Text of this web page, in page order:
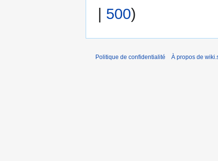
| 500)
Politique de confidentialité À propos de